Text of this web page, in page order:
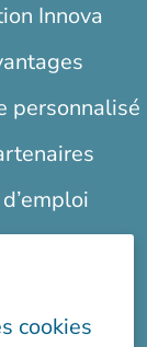
cookies
Innova
personnalisé